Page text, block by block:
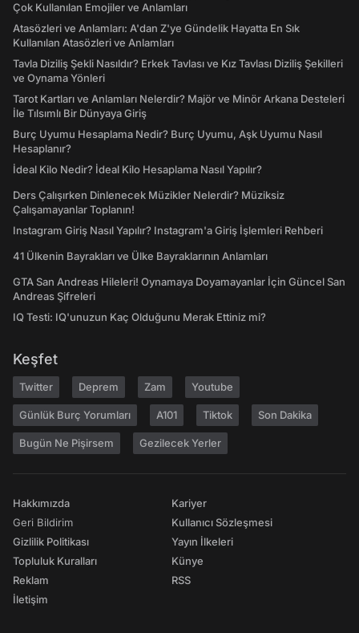
Çok Kullanılan Emojiler ve Anlamları
Atasözleri ve Anlamları: A'dan Z'ye Gündelik Hayatta En Sık
Kullanılan Atasözleri ve Anlamları
Tavla Diziliş Şekli Nasıldır? Erkek Tavlası ve Kız Tavlası Diziliş Şekilleri
ve Oynama Yönleri
Tarot Kartları ve Anlamları Nelerdir? Majör ve Minör Arkana Desteleri
İle Tılsımlı Bir Dünyaya Giriş
Burç Uyumu Hesaplama Nedir? Burç Uyumu, Aşk Uyumu Nasıl
Hesaplanır?
İdeal Kilo Nedir? İdeal Kilo Hesaplama Nasıl Yapılır?
Ders Çalışırken Dinlenecek Müzikler Nelerdir? Müziksiz
Çalışamayanlar Toplanın!
Instagram Giriş Nasıl Yapılır? Instagram'a Giriş İşlemleri Rehberi
41 Ülkenin Bayrakları ve Ülke Bayraklarının Anlamları
GTA San Andreas Hileleri! Oynamaya Doyamayanlar İçin Güncel San
Andreas Şifreleri
IQ Testi: IQ'unuzun Kaç Olduğunu Merak Ettiniz mi?
Keşfet
Twitter Deprem Zam Youtube
Günlük Burç Yorumları A101 Tiktok Son Dakika
Bugün Ne Pişirsem Gezilecek Yerler
Hakkımızda
Geri Bildirim
Gizlilik Politikası
Topluluk Kuralları
Reklam
İletişim
Kariyer
Kullanıcı Sözleşmesi
Yayın İlkeleri
Künye
RSS